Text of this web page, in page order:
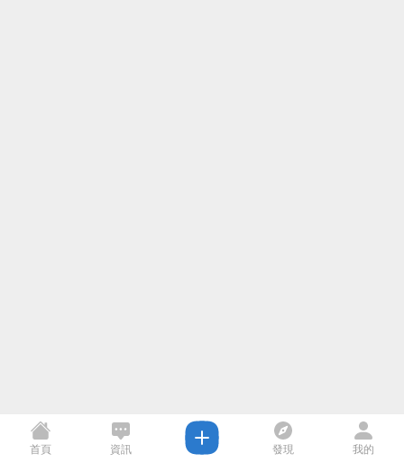
首頁 資訊 發現 我的